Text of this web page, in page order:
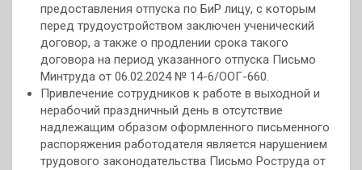
предоставления отпуска по БиР лицу, с которым
перед трудоустройством заключен ученический
договор, а также о продлении срока такого
договора на период указанного отпуска Письмо
Минтруда от 06.02.2024 № 14-6/ООГ-660.
Привлечение сотрудников к работе в выходной и
нерабочий праздничный день в отсутствие
надлежащим образом оформленного письменного
распоряжения работодателя является нарушением
трудового законодательства Письмо Роструда от